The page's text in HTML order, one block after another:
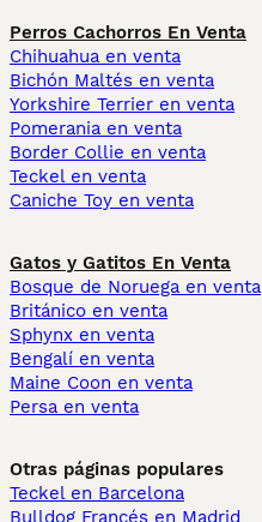
Perros Cachorros En Venta
Chihuahua en venta
Bichón Maltés en venta
Yorkshire Terrier en venta
Pomerania en venta
Border Collie en venta
Teckel en venta
Caniche Toy en venta
Gatos y Gatitos En Venta
Bosque de Noruega en venta
Británico en venta
Sphynx en venta
Bengalí en venta
Maine Coon en venta
Persa en venta
Otras páginas populares
Teckel en Barcelona
Bulldog Francés en Madrid